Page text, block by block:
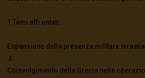
4.9K 0
?️ Temi affrontati:
Espansione della presenza militare
⚓
Coinvolgimento della Grecia nelle